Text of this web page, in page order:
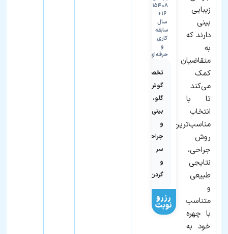
زیبایی
بینی
دارند که
به
متقاضیان
کمک
می‌کند
تا با
انتخاب
مناسب‌ترین
روش
جراحی،
نتایجی
طبیعی
و
متناسب
با چهره
خود به‌
۱۱۵۴۰۸
۱۶+
سال
سابقه
کاری
و
حرفه‌ای
تخصص
گوش،
گلو،
بینی
و
جراحی
سر
و
گردن
رزرو
نوبت